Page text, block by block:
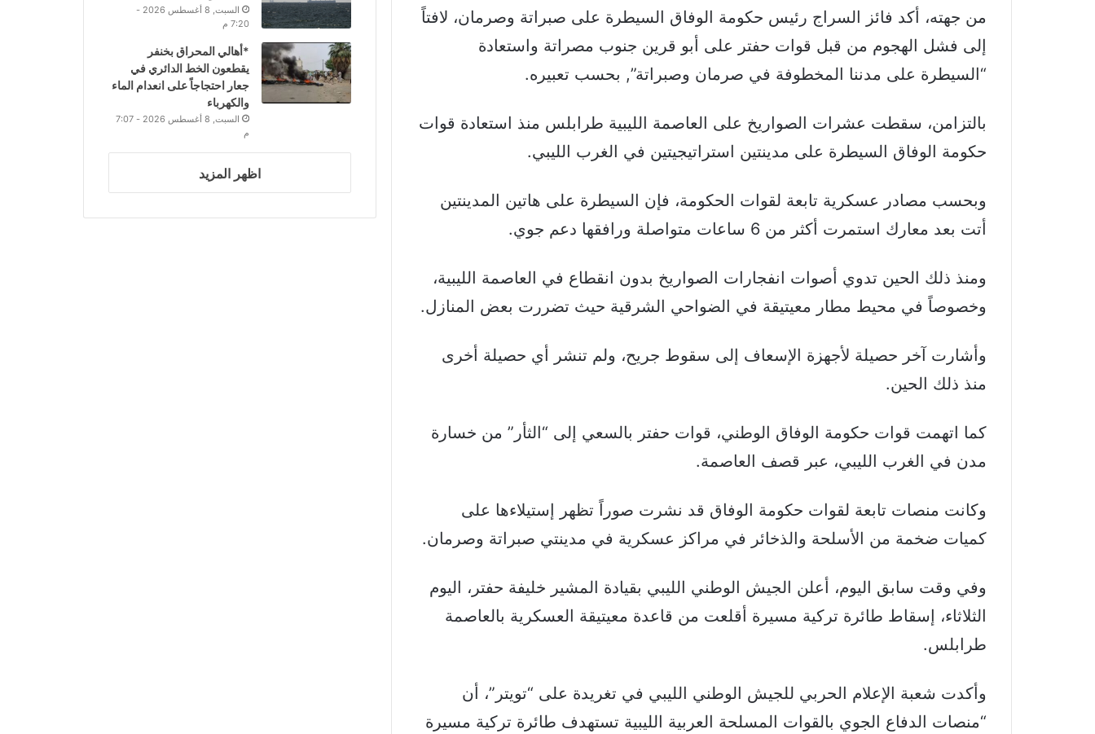
من جهته، أكد فائز السراج رئيس حكومة الوفاق السيطرة على صبراتة وصرمان، لافتاً
إلى فشل الهجوم من قبل قوات حفتر على أبو قرين جنوب مصراتة واستعادة
“السيطرة على مدننا المخطوفة في صرمان وصبراتة”, بحسب تعبيره.
بالتزامن، سقطت عشرات الصواريخ على العاصمة الليبية طرابلس منذ استعادة قوات
حكومة الوفاق السيطرة على مدينتين استراتيجيتين في الغرب الليبي.
وبحسب مصادر عسكرية تابعة لقوات الحكومة، فإن السيطرة على هاتين المدينتين
أتت بعد معارك استمرت أكثر من 6 ساعات متواصلة ورافقها دعم جوي.
ومنذ ذلك الحين تدوي أصوات انفجارات الصواريخ بدون انقطاع في العاصمة الليبية،
وخصوصاً في محيط مطار معيتيقة في الضواحي الشرقية حيث تضررت بعض المنازل.
وأشارت آخر حصيلة لأجهزة الإسعاف إلى سقوط جريح، ولم تنشر أي حصيلة أخرى
منذ ذلك الحين.
كما اتهمت قوات حكومة الوفاق الوطني، قوات حفتر بالسعي إلى “الثأر” من خسارة
مدن في الغرب الليبي، عبر قصف العاصمة.
وكانت منصات تابعة لقوات حكومة الوفاق قد نشرت صوراً تظهر إستيلاءها على
كميات ضخمة من الأسلحة والذخائر في مراكز عسكرية في مدينتي صبراتة وصرمان.
وفي وقت سابق اليوم، أعلن الجيش الوطني الليبي بقيادة المشير خليفة حفتر، اليوم
الثلاثاء، إسقاط طائرة تركية مسيرة أقلعت من قاعدة معيتيقة العسكرية بالعاصمة
طرابلس.
وأكدت شعبة الإعلام الحربي للجيش الوطني الليبي في تغريدة على “تويتر”، أن
“منصات الدفاع الجوي بالقوات المسلحة العربية الليبية تستهدف طائرة تركية مسيرة
السبت, 8 أغسطس 2026 -
7:20 م
*أهالي المحراق بخنفر
يقطعون الخط الدائري في
جعار احتجاجاً على انعدام الماء
والكهرباء
السبت, 8 أغسطس 2026 - 7:07
م
اظهر المزيد